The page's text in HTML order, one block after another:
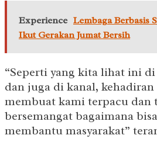
Experience Lembaga Berbasis
Ikut Gerakan Jumat Bersih
“Seperti yang kita lihat ini
dan juga di kanal,
membuat kami terpacu dan
bersemangat bagaimana
membantu masyarakat”